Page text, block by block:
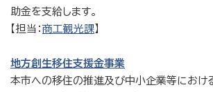
助金を支給します。
【担当： 商工観光課】
地方創生移住支援金事業
本市への移住の推進及び中小企業等におけ